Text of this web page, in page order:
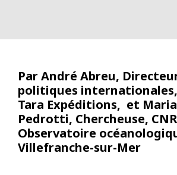
Par André Abreu,
politiques
Tara Expéditions, et
Pedrotti, Chercheuse,
Observatoire
Villefranche-sur-Mer